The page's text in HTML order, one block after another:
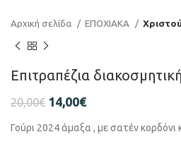
Αρχική σελίδα ΕΠΟΧΙΑΚΑ
Επιτραπέζια
20,00€ 14,00€
Γούρι 2024 άμαξα , με σατέν